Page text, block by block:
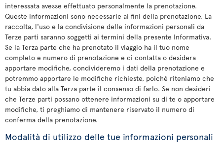
interessata avesse effettuato personalmente la prenotazione.
Queste informazioni sono necessarie ai fini della prenotazione. La
raccolta, l'uso e la condivisione delle informazioni personali da
Terze parti saranno soggetti ai termini della presente Informativa.
Se la Terza parte che ha prenotato il viaggio ha il tuo nome
completo e numero di prenotazione e ci contatta o desidera
apportare modifiche, condivideremo i dati della prenotazione e
potremmo apportare le modifiche richieste, poiché riteniamo che
tu abbia dato alla Terza parte il consenso di farlo. Se non desideri
che Terze parti possano ottenere informazioni su di te o apportare
modifiche, ti preghiamo di mantenere riservato il numero di
conferma della prenotazione.
Modalità di utilizzo delle tue informazioni personali